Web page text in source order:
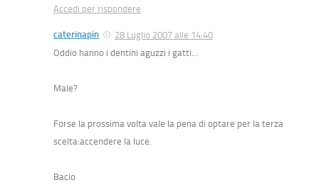
Accedi per rispondere
caterinapin
28 Luglio 2007 alle 14:40
Oddio hanno i dentini aguzzi i gatti…
Male?
Forse la prossima volta vale la pena di optare per la terza
scelta:accendere la luce.
Bacio